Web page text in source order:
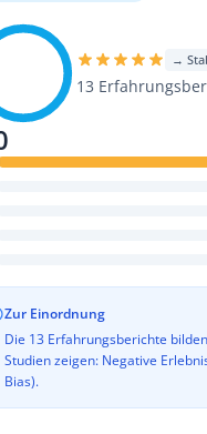
→
13
Zur Einordnung
Die 13 Erfahrungsberichte
Studien zeigen: Negative
Bias).